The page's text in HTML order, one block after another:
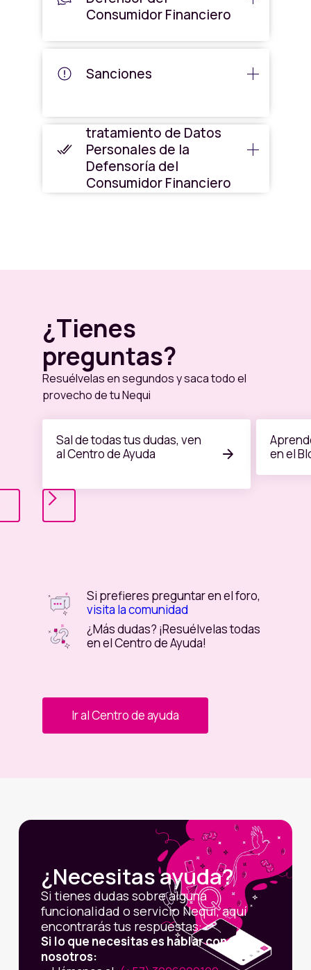
Consumidor Financiero
Sanciones
Conoce la Política de
tratamiento de Datos
Personales de la
Defensoría del
Consumidor Financiero
¿Tienes
preguntas?
Resuélvelas en segundos y saca todo el
provecho de tu Nequi
Sal de todas tus dudas, ven
al Centro de Ayuda
en el
¿Más dudas? ¡Resuélvelas todas
en el Centro de Ayuda!
Si prefieres preguntar en el foro,
visita la comunidad
Ir al Centro de ayuda
¿Necesitas ayuda?
Si tienes dudas sobre alguna
funcionalidad o servicio Nequi, aquí
encontrarás tus respuestas:
Si lo que necesitas es hablar con
nosotros: